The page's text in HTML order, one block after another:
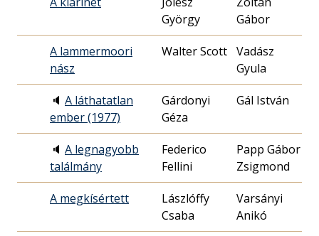
György
Gábor
A lammermoori
nász
Walter Scott Vadász
Gyula
🔈 A láthatatlan
ember (1977)
Gárdonyi
Géza
Gál István
🔈 A legnagyobb
találmány
Federico
Fellini
Papp Gábor
Zsigmond
A megkísértett
Lászlóffy
Csaba
Varsányi
Anikó